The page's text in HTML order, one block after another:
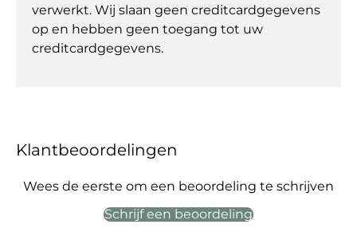
verwerkt. Wij slaan geen creditcardgegevens
op en hebben geen toegang tot uw
creditcardgegevens.
Klantbeoordelingen
Wees de eerste om een beoordeling te schrijven
Schrijf een beoordeling